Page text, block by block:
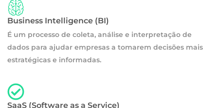
Business Intelligence (BI)
É um processo de coleta, análise e interpretação de
dados para ajudar empresas a tomarem decisões mais
estratégicas e informadas.
SaaS (Software as a Service)